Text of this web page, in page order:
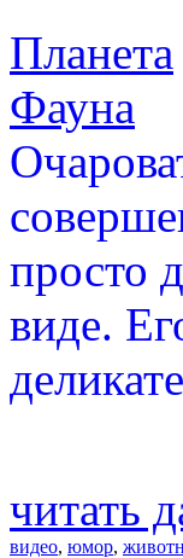
Планета
Фауна
просто
виде.
читать
видео, юмор,